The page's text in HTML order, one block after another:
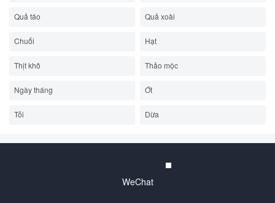
Quả táo Quả xoài
Chuối Hạt
Thịt khô Thảo mộc
Ngày tháng Ớt
Tỏi Dừa
WeChat